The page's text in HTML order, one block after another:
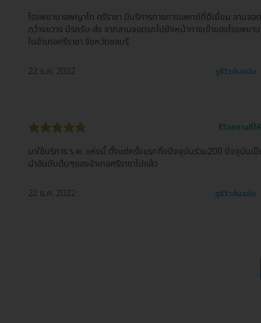
โรงพยาบาลพญาไท ศรีราชา มีบริการทางการแพทย์ที่ดีเยี่ยม ลานจอ
กว้างขวาง มีรถรับ-ส่ง จากลานจอดรถไปยังหน้าทางเข้าของโรงพยา
ในอำเภอศรีราชา จังหวัดชลบรี
22 ธ.ค. 2022 ดูรีวิวต้นฉบับ
รีวิวสถานที่ใ
มาใช้บริการ ร.พ. แห่งนี้ ตั้งแต่ครั้งแรกถึงปัจจุบันร่วม20ปี ปัจจุบันเ
นำอันดับต้นๆของอำเภอศรีราชาไปแล้ว
22 ธ.ค. 2022 ดูรีวิวต้นฉบับ